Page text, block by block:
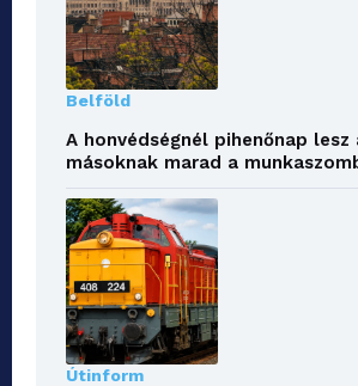
Belföld
A honvédségnél pihenőnap lesz
másoknak marad a
Útinform